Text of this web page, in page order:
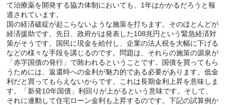
て治療薬を開発する協力体制においても、1年はかかるだろうと報
道されています。
国の経済破綻が起こらないような施策を打ちます。そのほとんどが
経済援助です。先日、政府がは発表した108兆円という緊急経済対
策がそうです。国民に現金を給付し、企業の法人税を大幅に下げる
などの様々な手段を講じるのです。問題は、それらの施策の源泉が
「赤字国債の発行」で賄われるということです。国債を買ってもら
うためには、返還時への金利が魅力的である必要があります。低金
利だと買ってもらえないからです。これは長期金利上昇を意味しま
す。「新発10年国債」利回りが上がるという意味です。そして、
それに連動して住宅ローン金利も上昇するのです。下記の試算例か